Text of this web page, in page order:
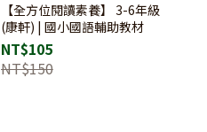
【全方位閱讀素養】 3-6年級
(康軒) | 國小國語輔助教材
NT$105
NT$150